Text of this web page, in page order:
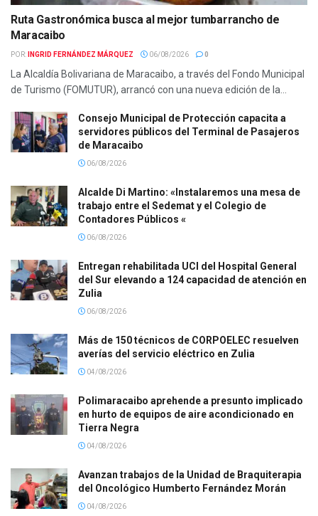
Ruta Gastronómica busca al mejor tumbarrancho de
Maracaibo
POR: INGRID FERNÁNDEZ MÁRQUEZ 06/08/2026 0
La Alcaldía Bolivariana de Maracaibo, a través del Fondo Municipal
de Turismo (FOMUTUR), arrancó con una nueva edición de la...
Consejo Municipal de Protección capacita a
servidores públicos del Terminal de Pasajeros
de Maracaibo
06/08/2026
Alcalde Di Martino: «Instalaremos una mesa de
trabajo entre el Sedemat y el Colegio de
Contadores Públicos «
06/08/2026
Entregan rehabilitada UCI del Hospital General
del Sur elevando a 124 capacidad de atención en
Zulia
06/08/2026
Más de 150 técnicos de CORPOELEC resuelven
averías del servicio eléctrico en Zulia
04/08/2026
Polimaracaibo aprehende a presunto implicado
en hurto de equipos de aire acondicionado en
Tierra Negra
04/08/2026
Avanzan trabajos de la Unidad de Braquiterapia
del Oncológico Humberto Fernández Morán
04/08/2026